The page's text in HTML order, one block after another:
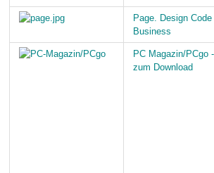
Page. Design Code
Business
PC Magazin/PCgo -
zum Download